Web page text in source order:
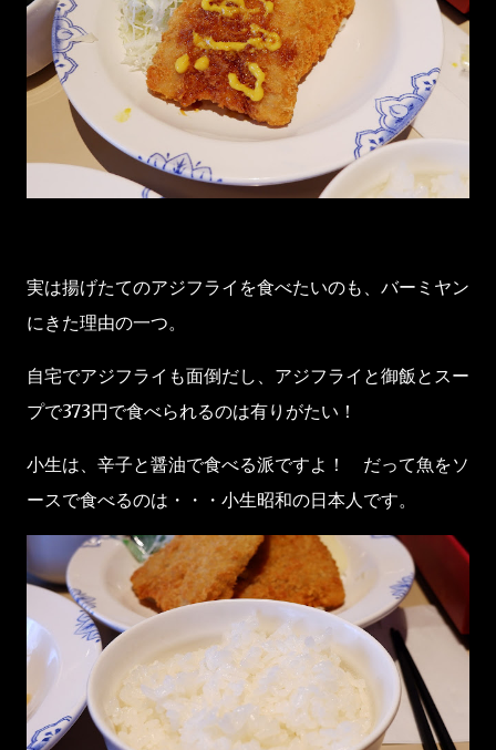
実は揚げたてのアジフライを食べたいのも、バーミヤン
にきた理由の一つ。
自宅でアジフライも面倒だし、アジフライと御飯とスー
プで373円で食べられるのは有りがたい！
小生は、辛子と醤油で食べる派ですよ！ だって魚をソ
ースで食べるのは・・・小生昭和の日本人です。